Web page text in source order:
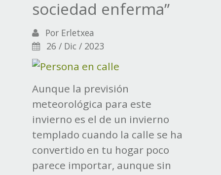
sociedad enferma”
Por Erletxea
26 / Dic / 2023
Aunque la previsión
meteorológica para este
invierno es el de un invierno
templado cuando la calle se ha
convertido en tu hogar poco
parece importar, aunque sin